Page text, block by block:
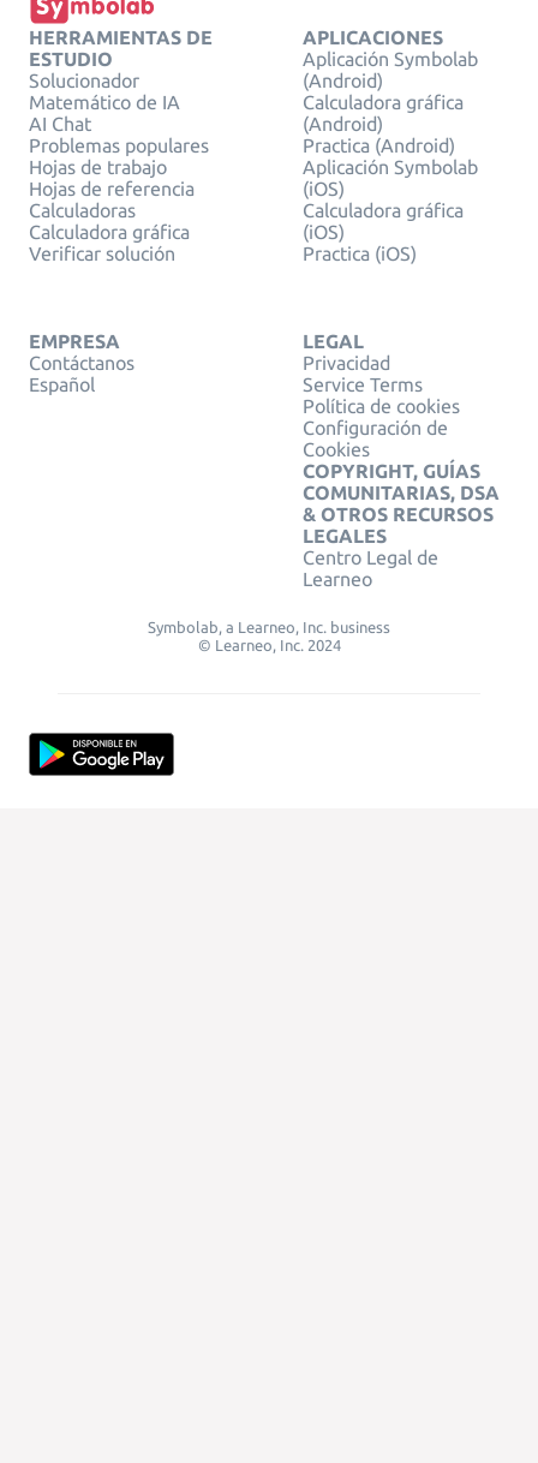
HERRAMIENTAS DE
ESTUDIO
Solucionador
Matemático de IA
AI Chat
Problemas populares
Hojas de trabajo
Hojas de referencia
Calculadoras
Calculadora gráfica
Verificar solución
APLICACIONES
Aplicación Symbolab
(Android)
Calculadora gráfica
(Android)
Practica (Android)
Aplicación Symbolab
(iOS)
Calculadora gráfica
(iOS)
Practica (iOS)
EMPRESA
Contáctanos
Español
LEGAL
Privacidad
Service Terms
Política de cookies
Configuración de
Cookies
COPYRIGHT, GUÍAS
COMUNITARIAS, DSA
& OTROS RECURSOS
LEGALES
Centro Legal de
Learneo
Symbolab, a Learneo, Inc. business
© Learneo, Inc. 2024